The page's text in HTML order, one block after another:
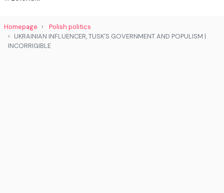
Homepage
Polish politics
UKRAINIAN INFLUENCER, TUSK'S GOVERNMENT AND POPULISM |
INCORRIGIBLE